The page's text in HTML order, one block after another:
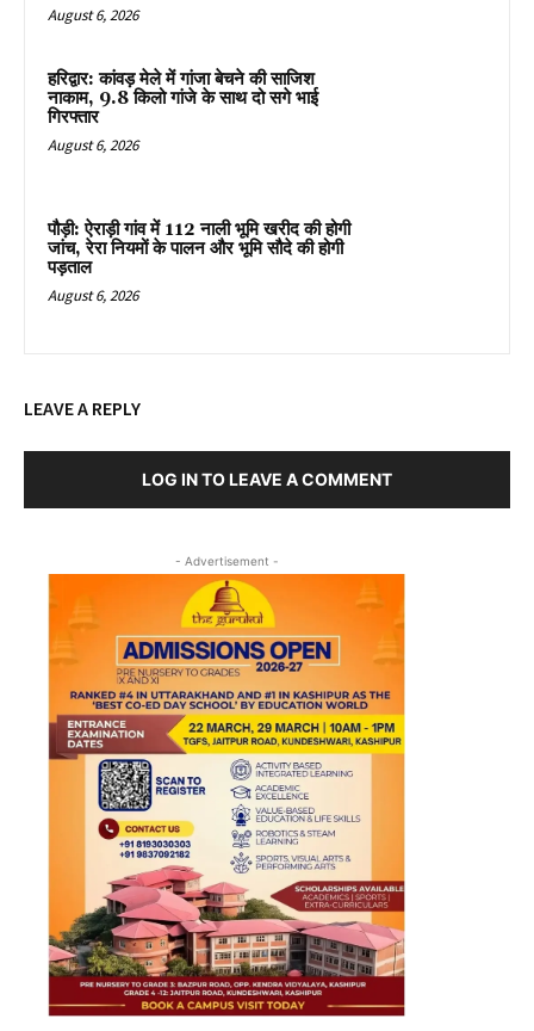
August 6, 2026
हरिद्वार: कांवड़ मेले में गांजा बेचने की साजिश
नाकाम, 9.8 किलो गांजे के साथ दो सगे भाई
गिरफ्तार
August 6, 2026
पौड़ी: ऐराड़ी गांव में 112 नाली भूमि खरीद की होगी
जांच, रेरा नियमों के पालन और भूमि सौदे की होगी
पड़ताल
August 6, 2026
LEAVE A REPLY
LOG IN TO LEAVE A COMMENT
- Advertisement -